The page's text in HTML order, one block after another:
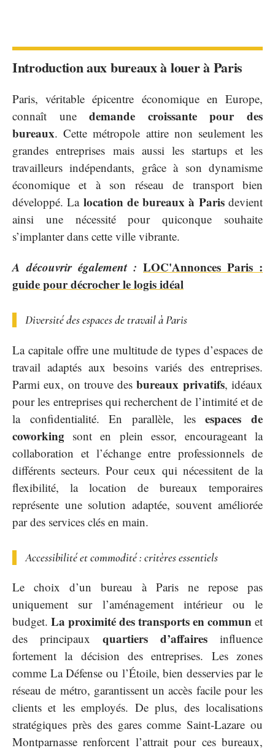
Introduction aux bureaux à louer à Paris
Paris, véritable épicentre économique en Europe,
connaît unedemande croissante pour des
bureaux. Cette métropole attire non seulement les
grandes entreprises mais aussi les startups et les
travailleurs indépendants, grâce à son dynamisme
économique et à son réseau de transport bien
développé. La location de bureaux à Parisdevient
ainsi une nécessité pour quiconque souhaite
s’implanter dans cette ville vibrante.
A découvrir également : LOC'Annonces Paris :
guide pour décrocher le logis idéal
Diversité des espaces de travail à Paris
La capitale offre une multitude de types d’espaces de
travail adaptés aux besoins variés des entreprises.
Parmi eux, on trouve desbureaux privatifs, idéaux
pour les entreprises qui recherchent de l’intimité et de
la confidentialité. En parallèle, lesespaces de
coworking sont en plein essor, encourageant la
collaboration et l’échange entre professionnels de
différents secteurs. Pour ceux qui nécessitent de la
flexibilité, la location de bureaux temporaires
représente une solution adaptée, souvent améliorée
par des services clés en main.
Accessibilité et commodité : critères essentiels
Le choix d’un bureau à Paris ne repose pas
uniquement sur l’aménagement intérieur ou le
budget. La proximité des transports en commun et
des principaux quartiers d’affaires influence
fortement la décision des entreprises. Les zones
comme La Défense ou l’Étoile, bien desservies par le
réseau de métro, garantissent un accès facile pour les
clients et les employés. De plus, des localisations
stratégiques près des gares comme Saint-Lazare ou
Montparnasse renforcent l’attrait pour ces bureaux,